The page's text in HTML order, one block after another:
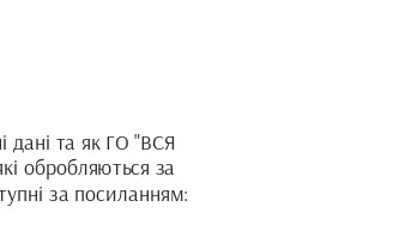
дані та як ГО "ВСЯ
обробляються за
за посиланням: